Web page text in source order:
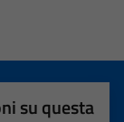
su questa